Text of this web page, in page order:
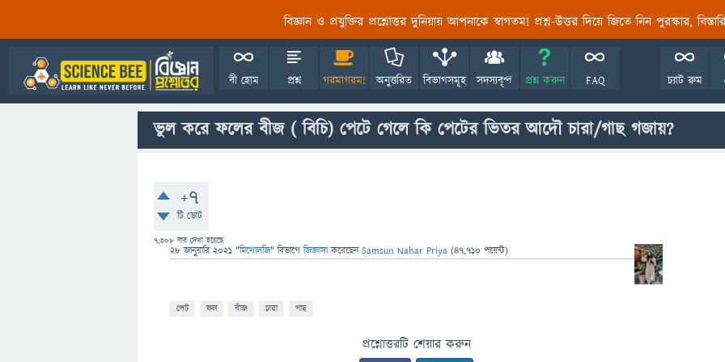
বিজ্ঞান ও প্রযুক্তির প্রশ্নোত্তর দুনিয়ায় আপনাকে স্বাগতম! প্রশ্ন-উত্তর দিয়ে জিতে নিন পুরস্কার,
বী হোম প্রশ্ন গরমাগরম! অনুত্তরিত বিভাগসমূহ সদস্যবৃন্দ প্রশ্ন করুন FAQ চ্যাট রুম
ভুল করে ফলের বীজ ( বিচি) পেটে গেলে কি পেটের ভিতর আদৌ চারা/গাছ গজায়?
+7
টি ভোট
7,308 বার দেখা হয়েছে
28 জানুয়ারি 2021 "মিথোলজি" বিভাগে জিজ্ঞাসাকরেছেনSamsun Nahar Priya (47,710 পয়েন্ট)
পেট ফল বীজ চারা গাছ
প্রশ্নোত্তরটি শেয়ার করুন